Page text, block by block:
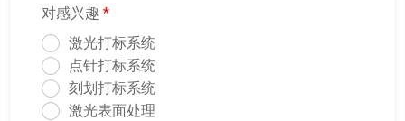
对感兴趣 *
激光打标系统
点针打标系统
刻划打标系统
激光表面处理